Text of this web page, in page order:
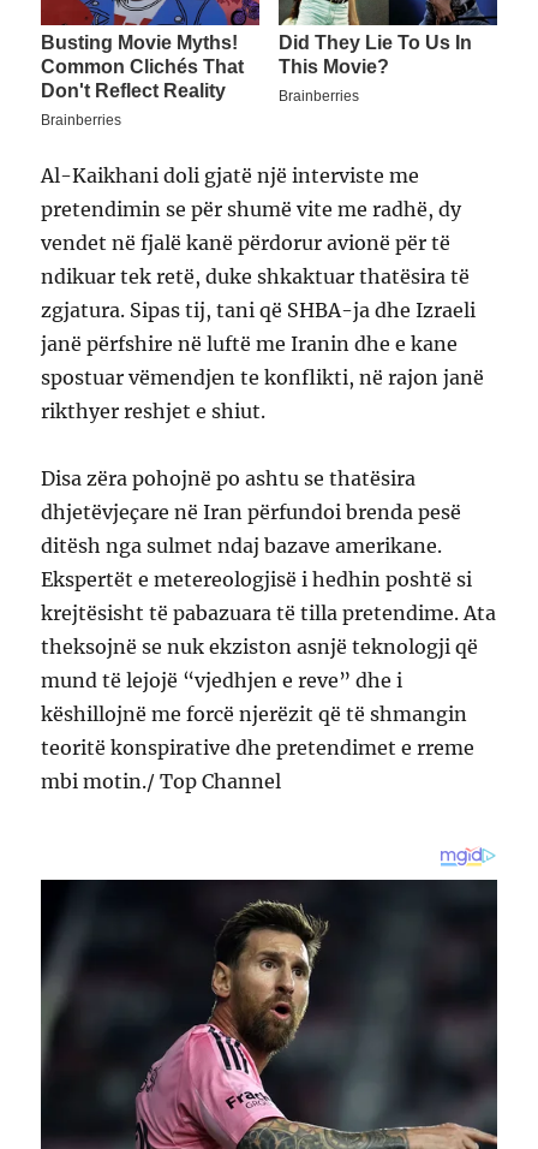
Al-Kaikhani doli gjatë një interviste me
pretendimin se për shumë vite me radhë, dy
vendet në fjalë kanë përdorur avionë për të
ndikuar tek retë, duke shkaktuar thatësira të
zgjatura. Sipas tij, tani që SHBA-ja dhe Izraeli
janë përfshire në luftë me Iranin dhe e kane
spostuar vëmendjen te konflikti, në rajon janë
rikthyer reshjet e shiut.
Disa zëra pohojnë po ashtu se thatësira
dhjetëvjeçare në Iran përfundoi brenda pesë
ditësh nga sulmet ndaj bazave amerikane.
Ekspertët e metereologjisë i hedhin poshtë si
krejtësisht të pabazuara të tilla pretendime. Ata
theksojnë se nuk ekziston asnjë teknologji që
mund të lejojë “vjedhjen e reve” dhe i
këshillojnë me forcë njerëzit që të shmangin
teoritë konspirative dhe pretendimet e rreme
mbi motin./ Top Channel